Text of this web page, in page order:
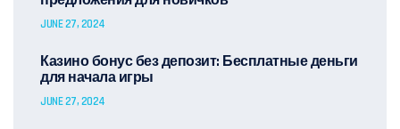
JUNE 27, 2024
Казино бонус без депозит: Бесплатные деньги
для начала игры
JUNE 27, 2024